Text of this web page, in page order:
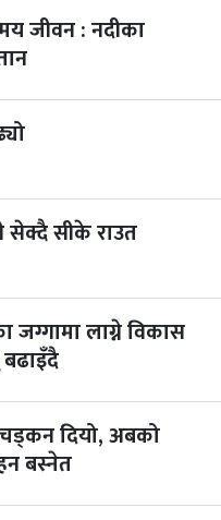
७ महिना बाँकी
जीवन : नदीका
सेक्दै सीके राउत
जग्गामा लाग्ने विकास
दियो, अबको
बस्नेत